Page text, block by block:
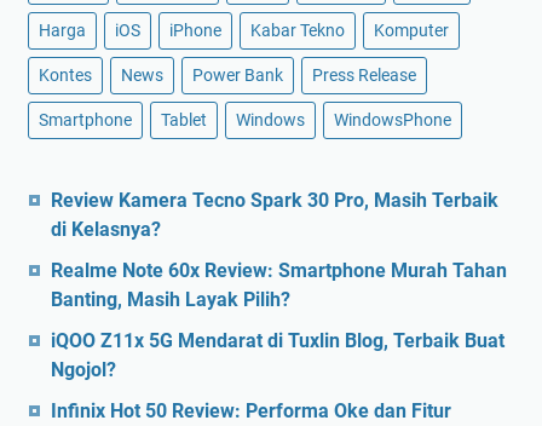
Harga iOS iPhone Kabar Tekno Komputer
Kontes News Power Bank Press Release
Smartphone Tablet Windows WindowsPhone
Review Kamera Tecno Spark 30 Pro, Masih Terbaik
di Kelasnya?
Realme Note 60x Review: Smartphone Murah Tahan
Banting, Masih Layak Pilih?
iQOO Z11x 5G Mendarat di Tuxlin Blog, Terbaik Buat
Ngojol?
Infinix Hot 50 Review: Performa Oke dan Fitur